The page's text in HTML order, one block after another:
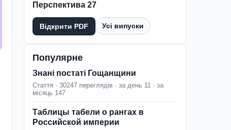
Перспектива 27
Відкрити PDF Усі випуски
Популярне
Знані постаті Гощанщини
Стаття · 30247 переглядів · за день 11 · за
місяць 147
Таблицы табели о рангах в
Российской империи